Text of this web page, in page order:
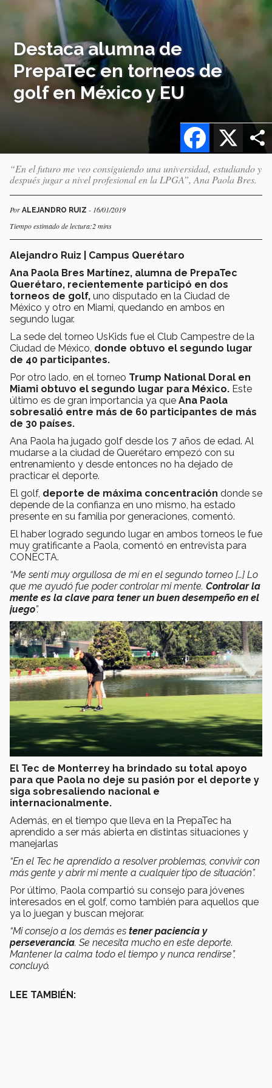
Destaca alumna de
PrepaTec en torneos de
golf en México y EU
X
Facebook
“En el futuro me veo consiguiendo una universidad, estudiando y
después jugar a nivel profesional en la LPGA”, Ana Paola Bres.
Por ALEJANDRO RUIZ - 16/01/2019
Tiempo estimado de lectura:2 mins
Alejandro Ruiz | Campus Querétaro
Ana Paola Bres Martínez, alumna de PrepaTec
Querétaro, recientemente participó en dos
torneos de golf, uno disputado en la Ciudad de
México y otro en Miami, quedando en ambos en
segundo lugar.
La sede del torneo UsKids fue el Club Campestre de la
Ciudad de México, donde obtuvo el segundo lugar
de 40 participantes.
Por otro lado, en el torneo Trump National Doral en
Miami obtuvo el segundo lugar para México. Este
último es de gran importancia ya que Ana Paola
sobresalió entre más de 60 participantes de más
de 30 países.
Ana Paola ha jugado golf desde los 7 años de edad. Al
mudarse a la ciudad de Querétaro empezó con su
entrenamiento y desde entonces no ha dejado de
practicar el deporte.
El golf, deporte de máxima concentración donde se
depende de la confianza en uno mismo, ha estado
presente en su familia por generaciones, comentó.
El haber logrado segundo lugar en ambos torneos le fue
muy gratificante a Paola, comentó en entrevista para
CONECTA.
“Me sentí muy orgullosa de mí en el segundo torneo […] Lo
que me ayudó fue poder controlar mi mente. Controlar la
mente es la clave para tener un buen desempeño en el
juego”.
El Tec de Monterrey ha brindado su total apoyo
para que Paola no deje su pasión por el deporte y
siga sobresaliendo nacional e
internacionalmente.
Además, en el tiempo que lleva en la PrepaTec ha
aprendido a ser más abierta en distintas situaciones y
manejarlas
“En el Tec he aprendido a resolver problemas, convivir con
más gente y abrir mi mente a cualquier tipo de situación”.
Por último, Paola compartió su consejo para jóvenes
interesados en el golf, como también para aquellos que
ya lo juegan y buscan mejorar.
“Mi consejo a los demás es tener paciencia y
perseverancia. Se necesita mucho en este deporte.
Mantener la calma todo el tiempo y nunca rendirse”,
concluyó.
LEE TAMBIÉN: